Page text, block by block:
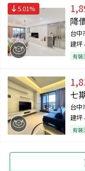
5.01%
降
台中
建坪
有裝
七
台中
建坪
有裝